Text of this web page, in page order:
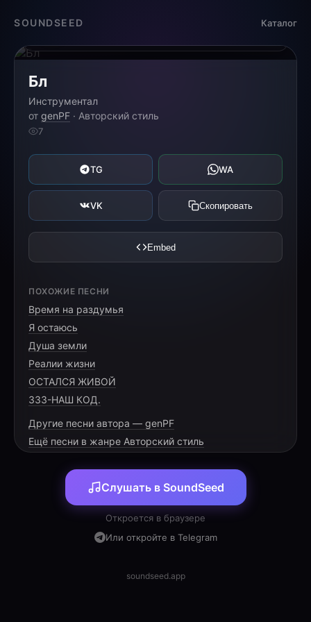
SOUNDSEED Каталог
Бл
Инструментал
от genPF · Авторский стиль
7
TG WA
VK Скопировать
Embed
ПОХОЖИЕ ПЕСНИ
Время на раздумья
Я остаюсь
Душа земли
Реалии жизни
ОСТАЛСЯ ЖИВОЙ
333-НАШ КОД.
Другие песни автора — genPF
Ещё песни в жанре Авторский стиль
Слушать в SoundSeed
Откроется в браузере
Или откройте в Telegram
soundseed.app